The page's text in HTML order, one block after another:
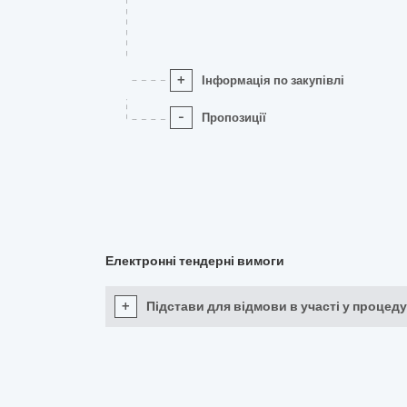
+ Інформація по закупівлі
- Пропозиції
Електронні тендерні вимоги
+ Підстави для відмови в участі у